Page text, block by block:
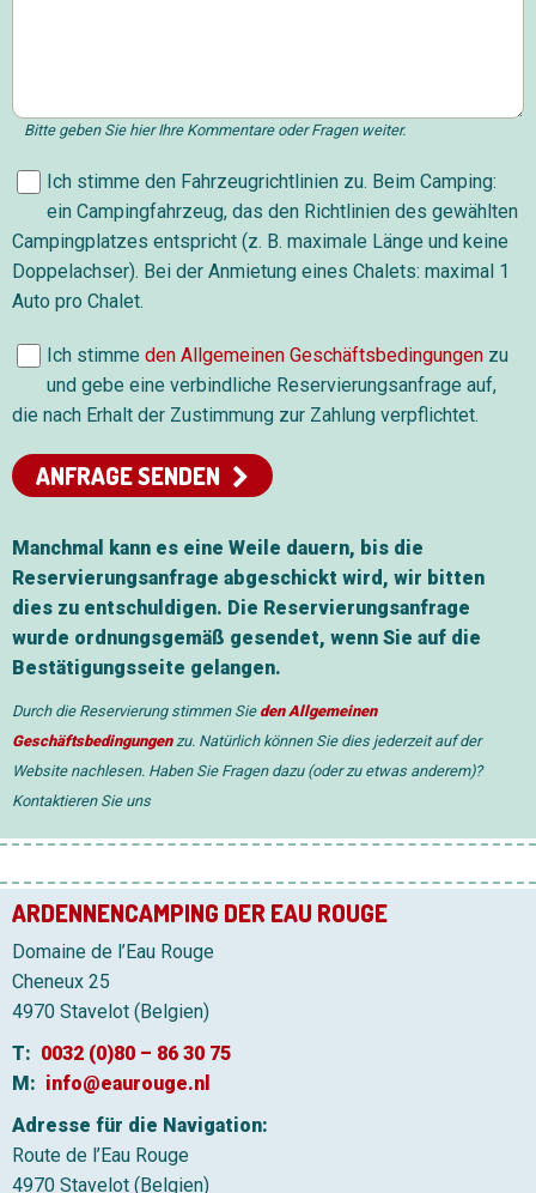
Bitte geben Sie hier Ihre Kommentare oder Fragen weiter.
Ich stimme den Fahrzeugrichtlinien zu. Beim Camping:
ein Campingfahrzeug, das den Richtlinien des gewählten
Campingplatzes entspricht (z. B. maximale Länge und keine
Doppelachser). Bei der Anmietung eines Chalets: maximal 1
Auto pro Chalet.
Ich stimme den Allgemeinen Geschäftsbedingungen zu
und gebe eine verbindliche Reservierungsanfrage auf,
die nach Erhalt der Zustimmung zur Zahlung verpflichtet.
ANFRAGE SENDEN
Manchmal kann es eine Weile dauern, bis die
Reservierungsanfrage abgeschickt wird, wir bitten
dies zu entschuldigen. Die Reservierungsanfrage
wurde ordnungsgemäß gesendet, wenn Sie auf die
Bestätigungsseite gelangen.
Durch die Reservierung stimmen Sie den Allgemeinen
Geschäftsbedingungenzu. Natürlich können Sie dies jederzeit auf der
Website nachlesen. Haben Sie Fragen dazu (oder zu etwas anderem)?
Kontaktieren Sie uns
ARDENNENCAMPING DER EAU ROUGE
Domaine de l’Eau Rouge
Cheneux 25
4970 Stavelot (Belgien)
T: 0032 (0)80 – 86 30 75
M: info@eaurouge.nl
Adresse für die Navigation:
Route de l’Eau Rouge
4970 Stavelot (Belgien)